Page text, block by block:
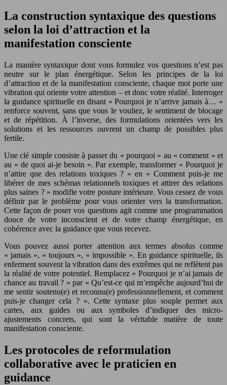
La construction syntaxique des questions
selon la loi d’attraction et la
manifestation consciente
La manière syntaxique dont vous formulez vos questions n’est pas
neutre sur le plan énergétique. Selon les principes de la loi
d’attraction et de la manifestation consciente, chaque mot porte une
vibration qui oriente votre attention – et donc votre réalité. Interroger
la guidance spirituelle en disant « Pourquoi je n’arrive jamais à… »
renforce souvent, sans que vous le vouliez, le sentiment de blocage
et de répétition. À l’inverse, des formulations orientées vers les
solutions et les ressources ouvrent un champ de possibles plus
fertile.
Une clé simple consiste à passer du « pourquoi » au « comment » et
au « de quoi ai-je besoin ». Par exemple, transformer « Pourquoi je
n’attire que des relations toxiques ? » en « Comment puis-je me
libérer de mes schémas relationnels toxiques et attirer des relations
plus saines ? » modifie votre posture intérieure. Vous cessez de vous
définir par le problème pour vous orienter vers la transformation.
Cette façon de poser vos questions agit comme une programmation
douce de votre inconscient et de votre champ énergétique, en
cohérence avec la guidance que vous recevez.
Vous pouvez aussi porter attention aux termes absolus comme
« jamais », « toujours », « impossible ». En guidance spirituelle, ils
enferment souvent la vibration dans des extrêmes qui ne reflètent pas
la réalité de votre potentiel. Remplacez « Pourquoi je n’ai jamais de
chance au travail ? » par « Qu’est-ce qui m’empêche aujourd’hui de
me sentir soutenu(e) et reconnu(e) professionnellement, et comment
puis-je changer cela ? ». Cette syntaxe plus souple permet aux
cartes, aux guides ou aux symboles d’indiquer des micro-
ajustements concrets, qui sont la véritable matière de toute
manifestation consciente.
Les protocoles de reformulation
collaborative avec le praticien en
guidance